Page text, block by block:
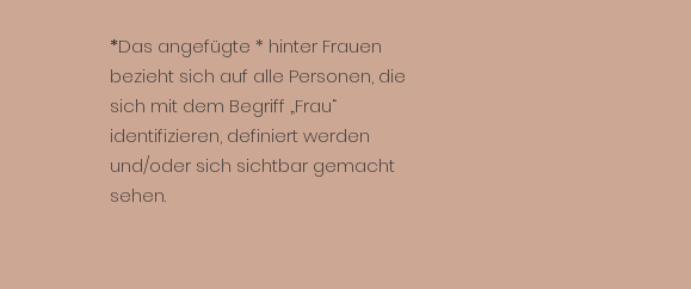
*Das angefügte * hinter Frauen
bezieht sich auf alle Personen, die
sich mit dem Begriff „Frau“
identifizieren, definiert werden
und/oder sich sichtbar gemacht
sehen.